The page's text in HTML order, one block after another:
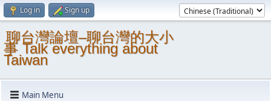
Log in Sign up
聊台灣論壇–聊台灣的大小
事 Talk everything about
Taiwan
Main Menu